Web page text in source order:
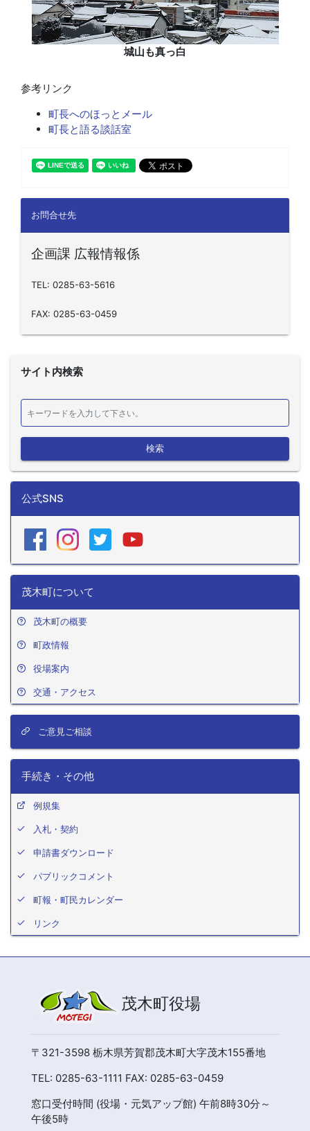
城山も真っ白
参考リンク
町長へのほっとメール
町長と語る談話室
お問合せ先
企画課 広報情報係
TEL: 0285-63-5616
FAX: 0285-63-0459
サイト内検索
検索
公式SNS
茂木町について
茂木町の概要
町政情報
役場案内
交通・アクセス
ご意見ご相談
手続き・その他
例規集
入札・契約
申請書ダウンロード
パブリックコメント
町報・町民カレンダー
リンク
茂木町役場
〒321-3598 栃木県芳賀郡茂木町大字茂木155番地
TEL: 0285-63-1111 FAX: 0285-63-0459
窓口受付時間 (役場・元気アップ館) 午前8時30分～
午後5時